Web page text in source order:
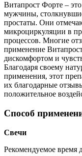
Витапрост Форте –
мужчины,
простаты. Они
микроциркуляции в
процессов. Многие
применение
дискомфортом и
Благодаря своему
применения, этот
их благодарные
положительное
Способ
Свечи
Рекомендуемое время